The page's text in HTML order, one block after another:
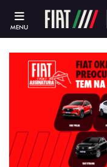
MENU